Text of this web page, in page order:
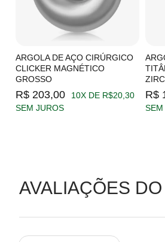
ARGOLA DE AÇO CIRÚRGICO
CLICKER MAGNÉTICO
GROSSO
R$ 203,00
10X DE R$20,30
SEM JUROS
R$
AVALIAÇÕES